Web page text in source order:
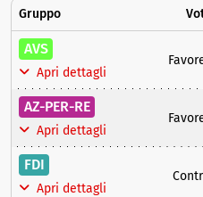
Gruppo
AVS
Apri dettagli
AZ-PER-RE
Apri dettagli
FDI
Apri dettagli